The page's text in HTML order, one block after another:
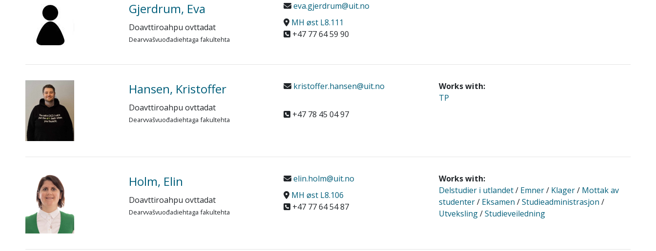
Gjerdrum, Eva
Doavttiroahpu ovttadat
Dearvvašvuođadiehtaga fakultehta
eva.gjerdrum@uit.no
MH øst L8.111
+47 77 64 59 90
Hansen, Kristoffer
Doavttiroahpu ovttadat
Dearvvašvuođadiehtaga fakultehta
kristoffer.hansen@uit.no
+47 78 45 04 97
Works with:
TP
Holm, Elin
Doavttiroahpu ovttadat
Dearvvašvuođadiehtaga fakultehta
elin.holm@uit.no
MH øst L8.106
+47 77 64 54 87
Works with:
Delstudier i utlandet/ Emner/ Klager/ Mottak av
studenter/ Eksamen /Studieadministrasjon /
Utveksling/Studieveiledning